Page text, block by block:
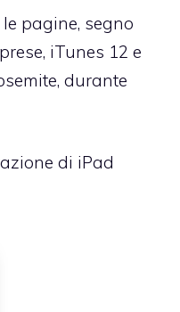
pagine, segno
iTunes 12 e
durante
di iPad